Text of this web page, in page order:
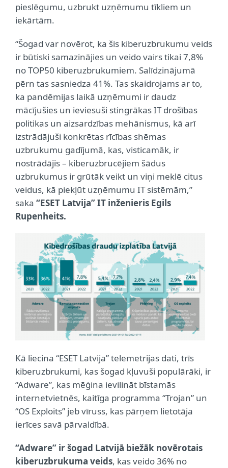
pieslēgumu, uzbrukt uzņēmumu tīkliem un
iekārtām.
“Šogad var novērot, ka šis kiberuzbrukumu veids
ir būtiski samazinājies un veido vairs tikai 7,8%
no TOP50 kiberuzbrukumiem. Salīdzinājumā
pērn tas sasniedza 41%. Tas skaidrojams ar to,
ka pandēmijas laikā uzņēmumi ir daudz
mācījušies un ieviesuši stingrākas IT drošības
politikas un aizsardzības mehānismus, kā arī
izstrādājuši konkrētas rīcības shēmas
uzbrukumu gadījumā, kas, visticamāk, ir
nostrādājis – kiberuzbrucējiem šādus
uzbrukumus ir grūtāk veikt un viņi meklē citus
veidus, kā piekļūt uzņēmumu IT sistēmām,”
saka “ESET Latvija” IT inženieris Egils
Rupenheits.
Kā liecina “ESET Latvija” telemetrijas dati, trīs
kiberuzbrukumi, kas šogad kļuvuši populārāki, ir
“Adware”, kas mēģina ievilināt bīstamās
internetvietnēs, kaitīga programma “Trojan” un
“OS Exploits” jeb vīruss, kas pārņem lietotāja
ierīces savā pārvaldībā.
“Adware” ir šogad Latvijā biežāk novērotais
kiberuzbrukuma veids, kas veido 36% no